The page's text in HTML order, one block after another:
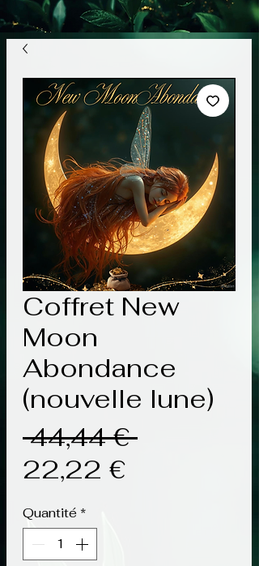
Coffret New
Moon
Abondance
(nouvelle lune)
44,44 € Prix
22,22 €
Quantité *